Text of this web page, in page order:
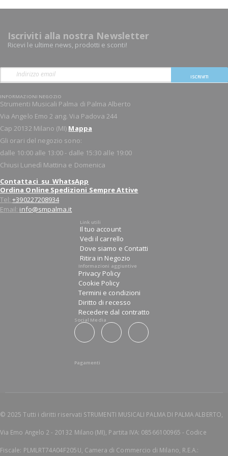
Iscriviti alla nostra Newsletter
Ricevi le ultime news, prodotti e sconti!
ISCRIVITI
INFORMAZIONI NEGOZIO
Strumenti Musicali Palma di Palma Alberto
Via Angelo Emo 2 ang. Via Padova 244
Cap 20132 Milano (MI) Mappa
Gli orari del negozio sono:
dalle 10:00 alle 13:00 - dalle 15:30 alle 19:00
Chiusi Lunedì Mattina e Domenica
Contattaci su WhatsApp
Ordina Online Spedizioni Sempre Attive
Tel:+390227208934
Email: info@smpalma.it
Link utili
Il tuo account
Vedi il carrello
Dove siamo e Contatti
Ritira in Negozio
Informazioni aggiuntive
Privacy Policy
Cookie Policy
Termini e condizioni
Diritto di recesso
Recedere dal contratto
Social Media
Pagamenti
© 2025 Tutti i diritti riservati STRUMENTI MUSICALI PALMA DI PALMA ALBERTO,
Via Emo Angelo 2 - 20132 Milano (MI), Partita IVA: 08566100965 - Codice
Fiscale: PLMLRT74A04F205U, Camera di Commercio di Milano, R.E.A.: